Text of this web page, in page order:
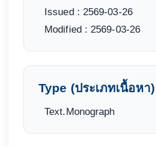
Issued : 2569-03-26
Modified : 2569-03-26
Type (ประเภทเนื้อหา)
Text.Monograph